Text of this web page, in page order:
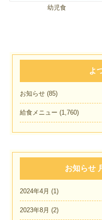
幼児食
よ
お知らせ (85)
給食メニュー (1,760)
お知らせ
2024年4月 (1)
2023年8月 (2)